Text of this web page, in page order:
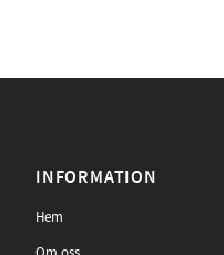
INFORMATION
Hem